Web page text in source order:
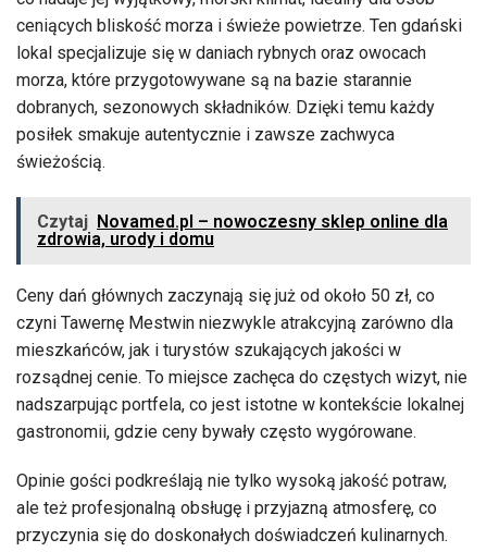
ceniących bliskość morza i świeże powietrze. Ten gdański
lokal specjalizuje się w daniach rybnych oraz owocach
morza, które przygotowywane są na bazie starannie
dobranych, sezonowych składników. Dzięki temu każdy
posiłek smakuje autentycznie i zawsze zachwyca
świeżością.
Czytaj Novamed.pl – nowoczesny sklep online dla
zdrowia, urody i domu
Ceny dań głównych zaczynają się już od około 50 zł, co
czyni Tawernę Mestwin niezwykle atrakcyjną zarówno dla
mieszkańców, jak i turystów szukających jakości w
rozsądnej cenie. To miejsce zachęca do częstych wizyt, nie
nadszarpując portfela, co jest istotne w kontekście lokalnej
gastronomii, gdzie ceny bywały często wygórowane.
Opinie gości podkreślają nie tylko wysoką jakość potraw,
ale też profesjonalną obsługę i przyjazną atmosferę, co
przyczynia się do doskonałych doświadczeń kulinarnych.